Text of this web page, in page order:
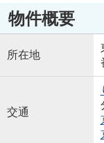
物件概要
所在地
交通